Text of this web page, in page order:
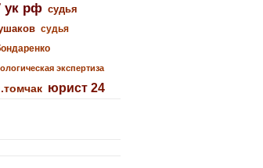
ук рф судья
судья
экспертиза
юрист 24